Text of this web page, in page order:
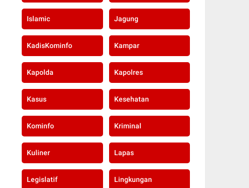
Islamic Jagung
KadisKominfo Kampar
Kapolda Kapolres
Kasus Kesehatan
Kominfo Kriminal
Kuliner Lapas
Legislatif Lingkungan